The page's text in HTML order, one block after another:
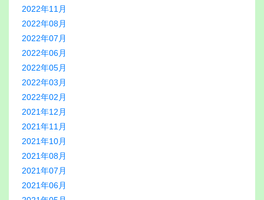
2022年11月
2022年08月
2022年07月
2022年06月
2022年05月
2022年03月
2022年02月
2021年12月
2021年11月
2021年10月
2021年08月
2021年07月
2021年06月